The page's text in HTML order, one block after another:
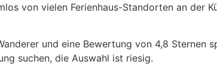
von vielen Ferienhaus-Standorten an der
und eine Bewertung von 4,8 Sternen
suchen, die Auswahl ist riesig.